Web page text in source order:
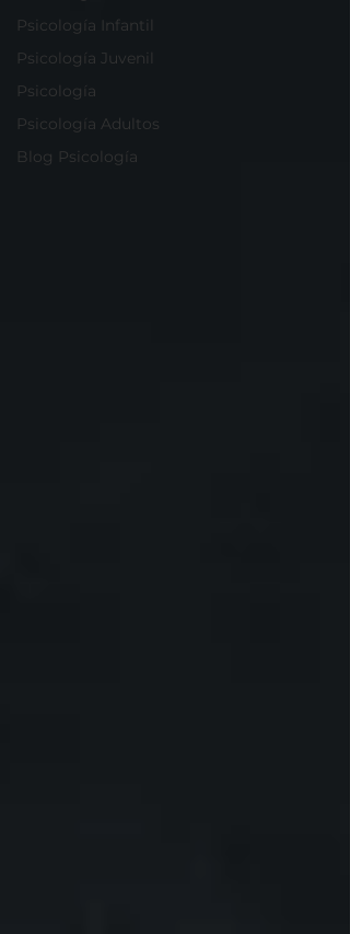
Psicología Infantil
Psicología Juvenil
Psicología
Psicología Adultos
Blog Psicología